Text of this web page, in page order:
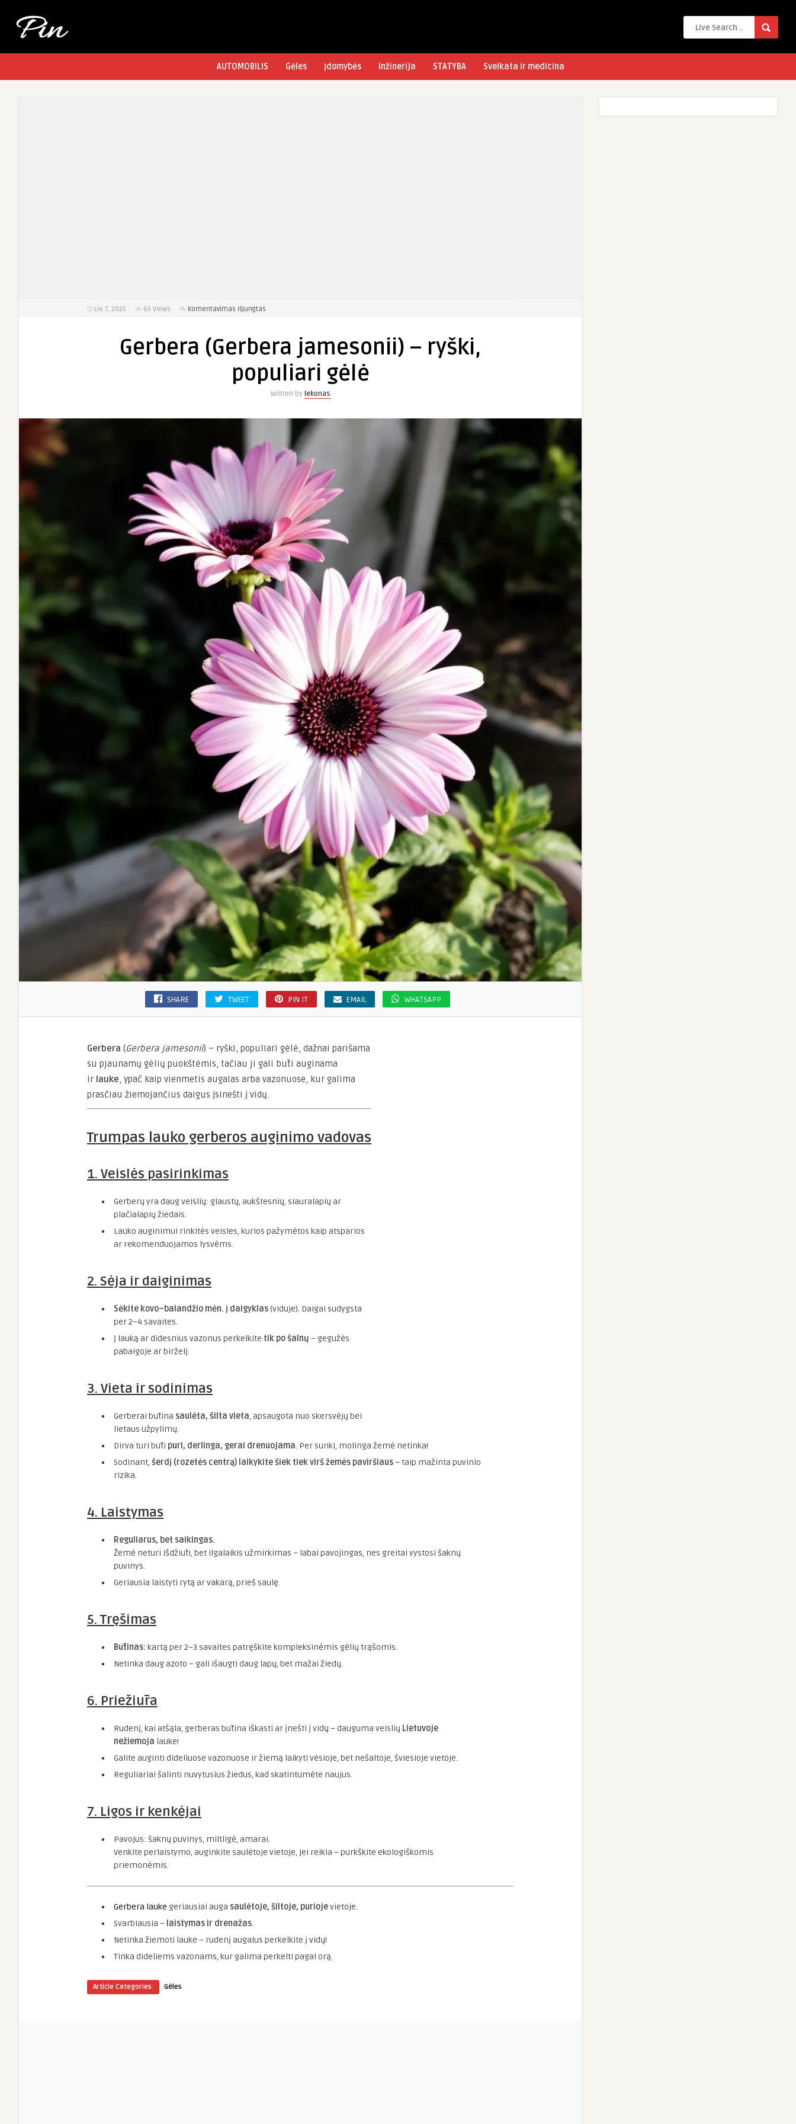
AUTOMOBILIS Gėles Įdomybės inžinerija STATYBA Sveikata ir medicina
Lie 7, 2025 65 Views Komentavimas išjungtas
jamesonii)
ryški,
Gerbera (Gerbera jamesonii) – ryški,
populiari gėlė
Written by lekonas
SHARE TWEET PIN IT EMAIL WHATSAPP
Gerbera (Gerbera jamesonii) – ryški, populiari gėlė, dažnai parišama
su pjaunamų gėlių puokštėmis, tačiau ji gali būti auginama
ir lauke, ypač kaip vienmetis augalas arba vazonuose, kur galima
prasčiau žiemojančius daigus įsinešti į vidų.
Trumpas lauko gerberos auginimo vadovas
1. Veislės pasirinkimas
Gerberų yra daug veislių: glaustų, aukštesnių, siauralapių ar
plačialapių žiedais.
Lauko auginimui rinkitės veisles, kurios pažymėtos kaip atsparios
ar rekomenduojamos lysvėms.
2. Sėja ir daiginimas
Sėkite kovo–balandžio mėn. į daigyklas(viduje). Daigai sudygsta
per 2–4 savaites.
Į lauką ar didesnius vazonus perkelkite tik po šalnų – gegužės
pabaigoje ar birželį.
3. Vieta ir sodinimas
Gerberai būtina saulėta, šilta vieta, apsaugota nuo skersvėjų bei
lietaus užpylimų.
Dirva turi būti puri, derlinga, gerai drenuojama. Per sunki, molinga žemė netinka!
Sodinant, šerdį (rozetės centrą) laikykite šiek tiek virš žemės paviršiaus– taip mažinta puvinio
rizika.
4. Laistymas
Reguliarus, bet saikingas.
Žemė neturi išdžiūti, bet ilgalaikis užmirkimas – labai pavojingas, nes greitai vystosi šaknų
puvinys.
Geriausia laistyti rytą ar vakarą, prieš saulę.
5. Tręšimas
Būtinas: kartą per 2–3 savaites patręškite kompleksinėmis gėlių trąšomis.
Netinka daug azoto – gali išaugti daug lapų, bet mažai žiedų.
6. Priežiūra
Rudenį, kai atšąla, gerberas būtina iškasti ar įnešti į vidų – dauguma veislių Lietuvoje
nežiemoja lauke!
Galite auginti dideliuose vazonuose ir žiemą laikyti vėsioje, bet nešaltoje, šviesioje vietoje.
Reguliariai šalinti nuvytusius žiedus, kad skatintumėte naujus.
7. Ligos ir kenkėjai
Pavojus: šaknų puvinys, miltligė, amarai.
Venkite perlaistymo, auginkite saulėtoje vietoje, jei reikia – purkškite ekologiškomis
priemonėmis.
Gerbera lauke geriausiai auga saulėtoje, šiltoje, puriojevietoje.
Svarbiausia – laistymas ir drenažas.
Netinka žiemoti lauke – rudenį augalus perkelkite į vidų!
Tinka dideliems vazonams, kur galima perkelti pagal orą.
Article Categories: Gėles